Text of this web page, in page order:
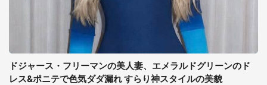
ドジャース・フリーマンの美人妻、エメラルドグリーンのド
レス&ポニテで色気ダダ漏れ すらり神スタイルの美貌